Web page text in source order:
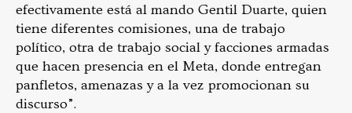
efectivamente está al mando Gentil Duarte, quien
tiene diferentes comisiones, una de trabajo
político, otra de trabajo social y facciones armadas
que hacen presencia en el Meta, donde entregan
panfletos, amenazas y a la vez promocionan su
discurso”.